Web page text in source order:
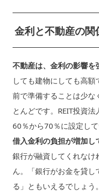
金利と不動産の関
不動産は、金利の影響を
しても建物にしても高
前で準備することは少な
とんどです。REIT投資
60％から70％に設定して
借入金利の負担が増加
銀行が融資してくれな
ん。「銀行がお金を貸
る」ともいえるでしょう。